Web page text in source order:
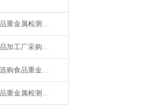
2026年莱恩德食品重金属检测仪全系列实测盘点
学校食堂综合食品加工厂采购必读：食品重金属检测仪怎么选
县乡食药监管所选购食品重金属检测仪的科学指南
2026中央厨房食品重金属检测仪选型指南